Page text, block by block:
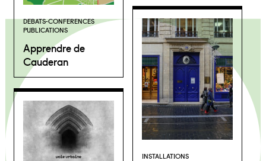
DEBATS-CONFERENCES
PUBLICATIONS
Apprendre de
Cauderan
INSTALLATIONS